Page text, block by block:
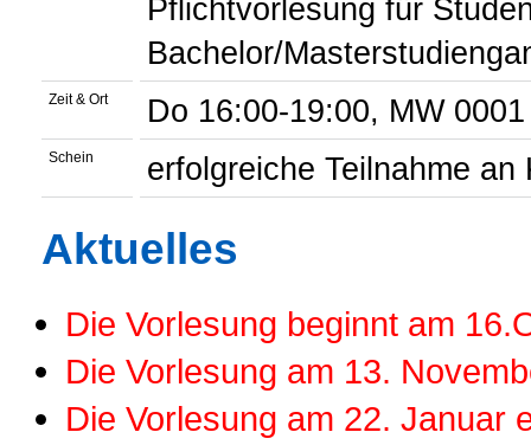
Pflichtvorlesung für
Bachelor/
Zeit & Ort Do 16:00-19:00, MW 0001
Schein erfolgreiche Teilnahme an
Aktuelles
Die Vorlesung beginnt am
Die Vorlesung am 13.
Die Vorlesung am 22. Januar